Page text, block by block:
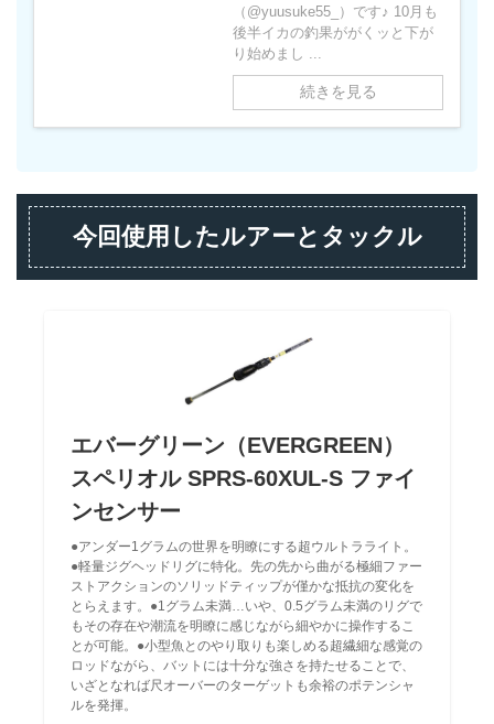
（@yuusuke55_）です♪ 10月も
後半イカの釣果ががくッと下が
り始めまし ...
続きを見る
今回使用したルアーとタックル
エバーグリーン（EVERGREEN）
スペリオル SPRS-60XUL-S ファイ
ンセンサー
●アンダー1グラムの世界を明瞭にする超ウルトラライト。
●軽量ジグヘッドリグに特化。先の先から曲がる極細ファー
ストアクションのソリッドティップが僅かな抵抗の変化を
とらえます。●1グラム未満…いや、0.5グラム未満のリグで
もその存在や潮流を明瞭に感じながら細やかに操作するこ
とが可能。●小型魚とのやり取りも楽しめる超繊細な感覚の
ロッドながら、バットには十分な強さを持たせることで、
いざとなれば尺オーバーのターゲットも余裕のポテンシャ
ルを発揮。